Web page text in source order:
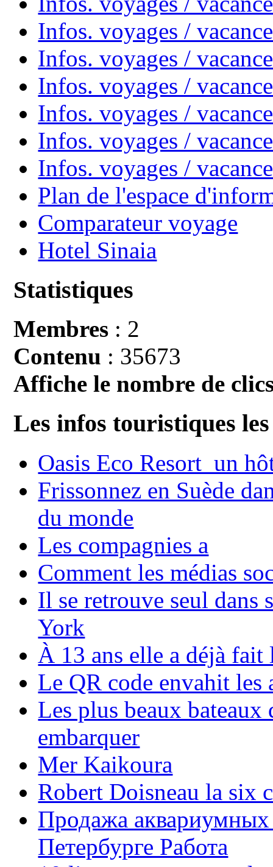
Infos. voyages /
Infos. voyages /
Infos. voyages /
Infos. voyages /
Infos. voyages /
Infos. voyages /
Plan de l'espace
Comparateur voyage
Hotel Sinaia
Statistiques
Membres : 2
Contenu : 35673
Affiche le nombre de
Les infos touristiques
Oasis Eco Resort un
Frissonnez en Suède
du monde
Les compagnies a
Comment les médias
Il se retrouve seul dans
York
À 13 ans elle a déjà
Le QR code envahit les
Les plus beaux bateaux
embarquer
Mer Kaikoura
Robert Doisneau la six
Продажа аквариумных
Петербурге Работа